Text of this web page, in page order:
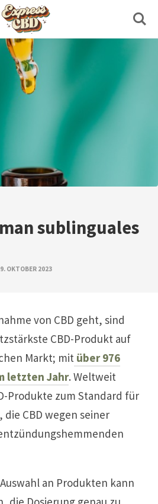
sublinguales
OKTOBER 2023
von CBD geht, sind
CBD-Produkt auf
Markt; mit über 976
letzten Jahr. Weltweit
Produkte zum Standard für
CBD wegen seiner
an Produkten kann